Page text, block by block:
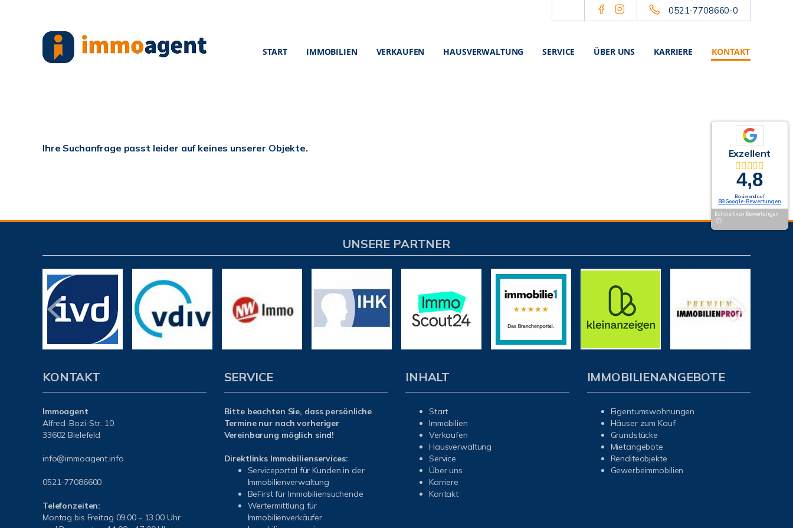
0521-7708660-0
START IMMOBILIEN VERKAUFEN HAUSVERWALTUNG SERVICE ÜBER UNS KARRIERE KONTAKT
Ihre Suchanfrage passt leider auf keines unserer Objekte. Exzellent
4,8
Basierend auf
88 Google-Bewertungen
Echtheit von Bewertungen
UNSERE PARTNER
KONTAKT
Immoagent
Alfred-Bozi-Str. 10
33602 Bielefeld
info@immoagent.info
0521-77086600
Telefonzeiten:
Montag bis Freitag 09.00 - 13.00 Uhr
SERVICE
Bitte beachten Sie, dass persönliche
Termine nur nach vorheriger
Vereinbarung möglich sind!
Direktlinks Immobilienservices:
Serviceportal für Kunden in der
Immobilienverwaltung
BeFirst für Immobiliensuchende
Wertermittlung für
Immobilienverkäufer
INHALT
Start
Immobilien
Verkaufen
Hausverwaltung
Service
Über uns
Karriere
Kontakt
IMMOBILIENANGEBOTE
Eigentumswohnungen
Häuser zum Kauf
Grundstücke
Mietangebote
Renditeobjekte
Gewerbeimmobilien